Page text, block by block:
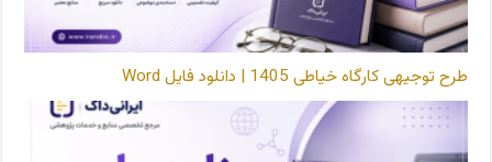
طرح توجیهی کارگاه خیاطی 1405 | دانلود فایل Word